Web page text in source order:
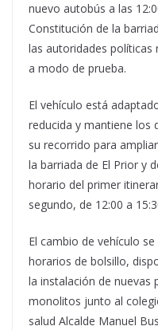
nuevo autobús a las
Constitución de la
las autoridades políticas
a modo de prueba.
El vehículo está
reducida y mantiene los
su recorrido para
la barriada de El Prior y
horario del primer
segundo, de 12:00 a
El cambio de vehículo
horarios de bolsillo,
la instalación de nuevas
monolitos junto al
salud Alcalde Manuel